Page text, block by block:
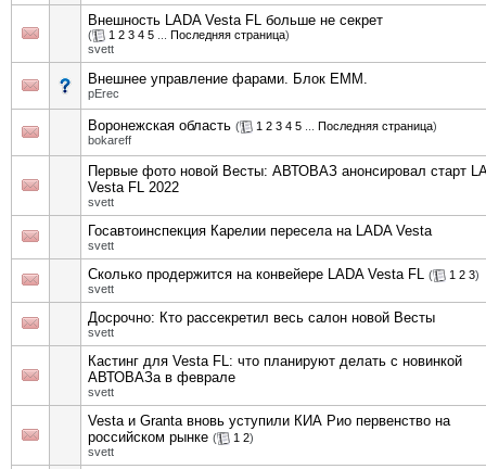
Внешность LADA Vesta FL больше не секрет
( 1 2 3 4 5 Последняя страница)
svett
Внешнее управление фарами. Блок EMM.
pErec
Воронежская область ( 1 2 3 4 5 Последняя страница)
bokareff
Первые фото новой Весты: АВТОВАЗ анонсировал старт
Vesta FL 2022
svett
Госавтоинспекция Карелии пересела на LADA Vesta
svett
Сколько продержится на конвейере LADA Vesta FL ( 1 2 3)
svett
Досрочно: Кто рассекретил весь салон новой Весты
svett
Кастинг для Vesta FL: что планируют делать с новинкой
АВТОВАЗа в феврале
svett
Vesta и Granta вновь уступили КИА Рио первенство на
российском рынке ( 1 2)
svett